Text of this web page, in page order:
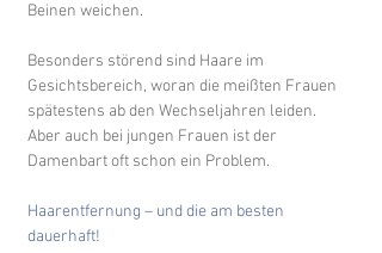
Beinen weichen.
Besonders störend sind Haare im
Gesichtsbereich, woran die meißten Frauen
spätestens ab den Wechseljahren leiden.
Aber auch bei jungen Frauen ist der
Damenbart oft schon ein Problem.
Haarentfernung – und die am besten
dauerhaft!